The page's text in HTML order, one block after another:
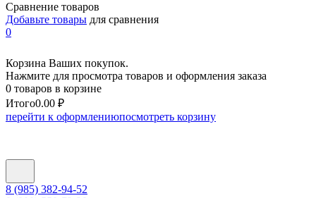
Сравнение товаров
Добавьте товары для сравнения
0
Корзина Ваших покупок.
Нажмите для просмотра товаров и оформления заказа
0 товаров в корзине
Итого0.00 ₽
перейти к оформлениюпосмотреть корзину
8 (985) 382-94-52